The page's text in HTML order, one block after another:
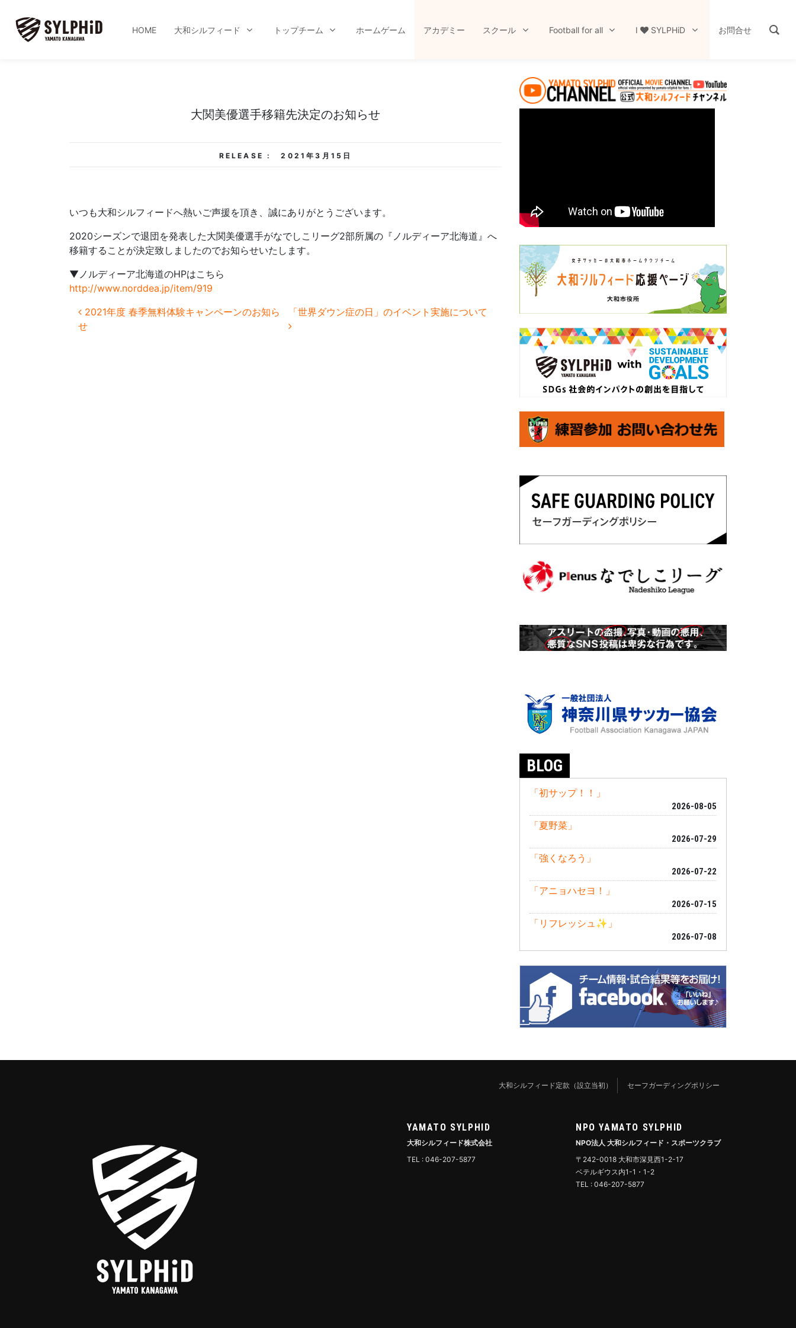
HOME 大和シルフィード トップチーム ホームゲーム アカデミー スクール Football for all I SYLPHiD お問合せ
大関美優選手移籍先決定のお知らせ
RELEASE : 2021年3月15日
いつも大和シルフィードへ熱いご声援を頂き、誠にありがとうございます。
2020シーズンで退団を発表した大関美優選手がなでしこリーグ2部所属の『ノルディーア北海道』へ
移籍することが決定致しましたのでお知らせいたします。
▼ノルディーア北海道のHPはこちら
http://www.norddea.jp/item/919
投稿ナビゲーション
2021年度 春季無料体験キャンペーンのお知ら
せ
「世界ダウン症の日」のイベント実施について
BLOG
「初サップ！！」
2026-08-05
「夏野菜」
2026-07-29
「強くなろう」
2026-07-22
「アニョハセヨ！」
2026-07-15
「リフレッシュ✨」
2026-07-08
大和シルフィード定款（設立当初） セーフガーディングポリシー
YAMATO SYLPHID
大和シルフィード株式会社
TEL : 046-207-5877
NPO YAMATO SYLPHID
NPO法人 大和シルフィード・スポーツクラブ
〒242-0018 大和市深見西1-2-17
ベテルギウス内1-1・1-2
TEL : 046-207-5877